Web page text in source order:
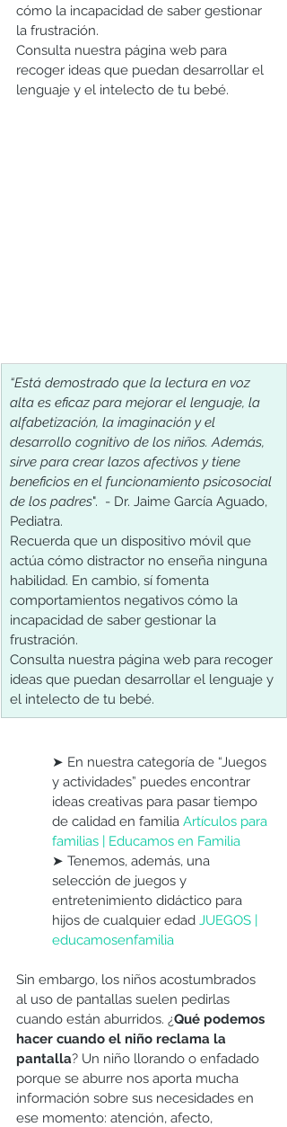
cómo la incapacidad de saber gestionar
la frustración.
Consulta nuestra página web para
recoger ideas que puedan desarrollar el
lenguaje y el intelecto de tu bebé.
“Está demostrado que la lectura en voz
alta es eficaz para mejorar el lenguaje, la
alfabetización, la imaginación y el
desarrollo cognitivo de los niños. Además,
sirve para crear lazos afectivos y tiene
beneficios en el funcionamiento psicosocial
de los padres".  - Dr. Jaime García Aguado,
Pediatra.
Recuerda que un dispositivo móvil que
actúa cómo distractor no enseña ninguna
habilidad. En cambio, sí fomenta
comportamientos negativos cómo la
incapacidad de saber gestionar la
frustración.
Consulta nuestra página web para recoger
ideas que puedan desarrollar el lenguaje y
el intelecto de tu bebé.
➤ En nuestra categoría de “Juegos
y actividades” puedes encontrar
ideas creativas para pasar tiempo
de calidad en familia Artículos para
familias | Educamos en Familia
➤ Tenemos, además, una
selección de juegos y
entretenimiento didáctico para
hijos de cualquier edad JUEGOS |
educamosenfamilia
Sin embargo, los niños acostumbrados
al uso de pantallas suelen pedirlas
cuando están aburridos. ¿Qué podemos
hacer cuando el niño reclama la
pantalla? Un niño llorando o enfadado
porque se aburre nos aporta mucha
información sobre sus necesidades en
ese momento: atención, afecto,